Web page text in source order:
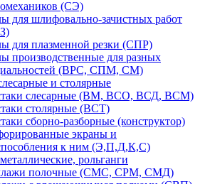
(СЭ)
для шлифовально-зачистных работ
для плазменной резки (СПР)
производственные для разных
(ВРС, СПМ, СМ)
и столярные
слесарные (ВМ, ВСО, ВСД, ВСМ)
столярные (ВСТ)
сборно-разборные (конструктор)
экраны и
к ним (Э,П,Д,К,С)
рольганги
полочные (СМС, СРМ, СМД)